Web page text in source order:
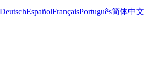
DeutschEspañolFrançaisPortuguês简体中文